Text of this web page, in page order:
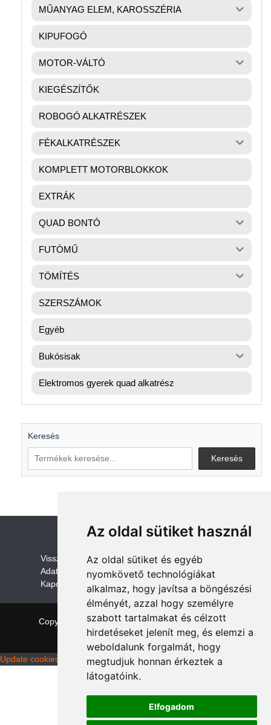
Az oldal sütiket használ
Az oldal sütiket és egyéb
nyomkövető technológiákat
alkalmaz, hogy javítsa a böngészési
élményét, azzal hogy személyre
szabott tartalmakat és célzott
hirdetéseket jelenít meg, és elemzi a
weboldalunk forgalmát, hogy
megtudjuk honnan érkeztek a
látogatóink.
Elfogadom
MŰANYAG ELEM, KAROSSZÉRIA
KIPUFOGÓ
MOTOR-VÁLTÓ
KIEGÉSZÍTŐK
ROBOGÓ ALKATRÉSZEK
FÉKALKATRÉSZEK
KOMPLETT MOTORBLOKKOK
EXTRÁK
QUAD BONTÓ
FUTÓMŰ
TÖMÍTÉS
SZERSZÁMOK
Egyéb
Bukósisak
Elektromos gyerek quad alkatrész
Keresés
Keresés
Visszaküldési és visszatérítési szabályzat
Adatvédelem /GDPR
Kapcsolat
Copyright © 2026 quadalkatreszek.com | Theme:
NewStoreby ThemeFarmer
Update cookies preferences